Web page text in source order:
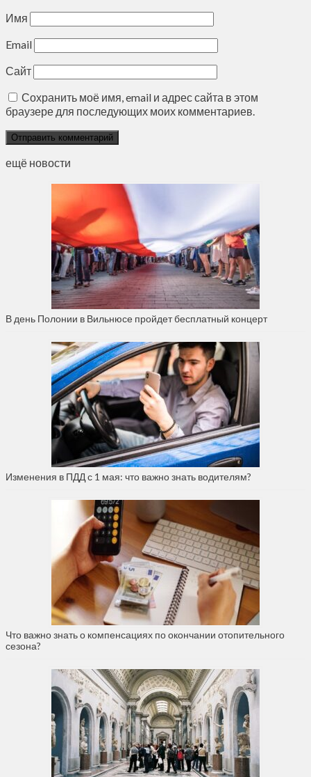
Имя
Email
Сайт
Сохранить моё имя, email и адрес сайта в этом
браузере для последующих моих комментариев.
ещё новости
В день Полонии в Вильнюсе пройдет бесплатный концерт
Изменения в ПДД с 1 мая: что важно знать водителям?
Что важно знать о компенсациях по окончании отопительного
сезона?